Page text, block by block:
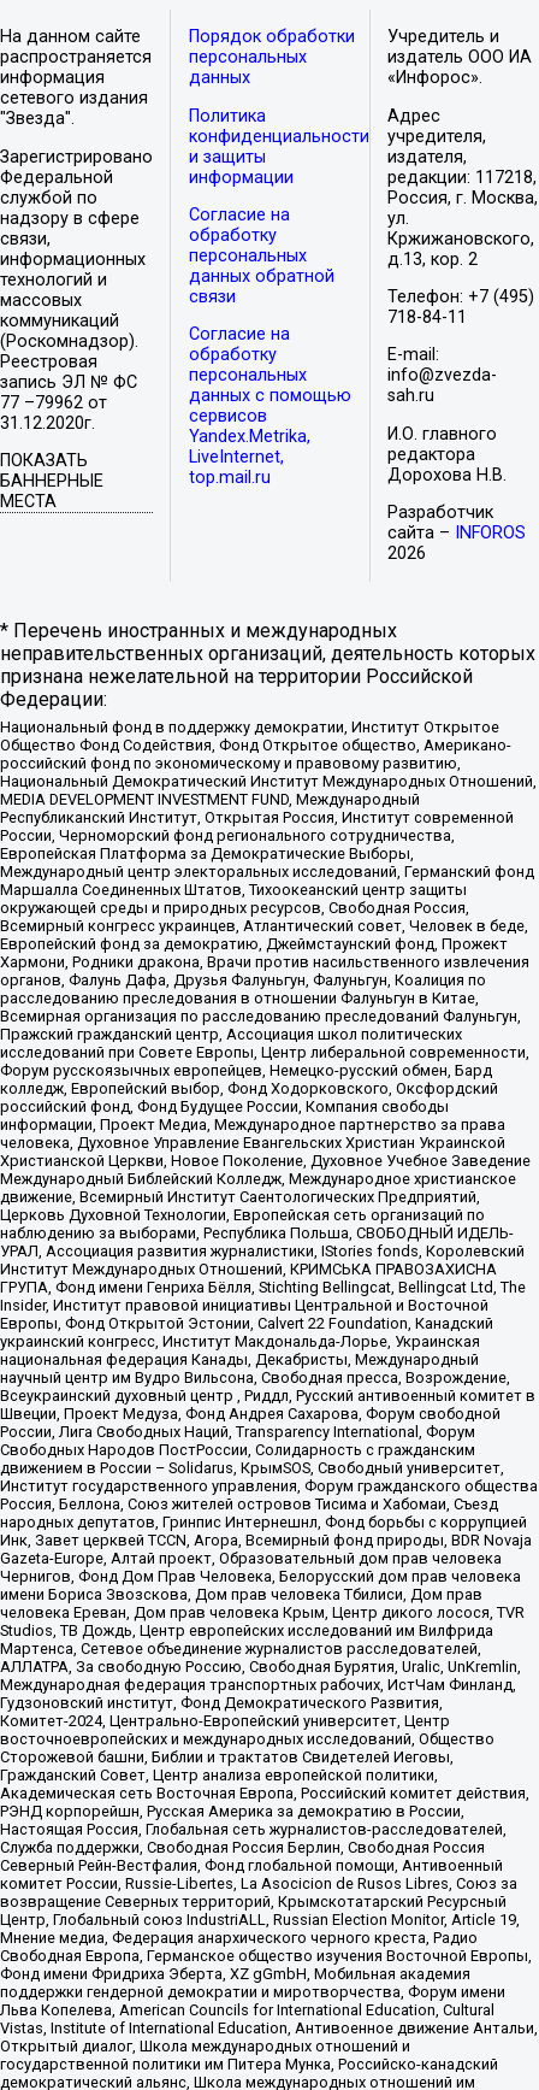
На данном сайте
распространяется
информация
сетевого издания
"Звезда".
Зарегистрировано
Федеральной
службой по
надзору в сфере
связи,
информационных
технологий и
массовых
коммуникаций
(Роскомнадзор).
Реестровая
запись ЭЛ № ФС
77 –79962 от
31.12.2020г.
ПОКАЗАТЬ
БАННЕРНЫЕ
МЕСТА
Порядок обработки
персональных
данных
Политика
конфиденциальности
и защиты
информации
Согласие на
обработку
персональных
данных обратной
связи
Согласие на
обработку
персональных
данных с помощью
сервисов
Yandex.Metrika,
LiveInternet,
top.mail.ru
Учредитель и
издатель ООО ИА
«Инфорос».
Адрес
учредителя,
издателя,
редакции: 117218,
Россия, г. Москва,
ул.
Кржижановского,
д.13, кор. 2
Телефон: +7 (495)
718-84-11
E-mail:
info@zvezda-
sah.ru
И.О. главного
редактора
Дорохова Н.В.
Разработчик
сайта –
INFOROS
2026
* Перечень иностранных и международных
неправительственных организаций, деятельность которых
признана нежелательной на территории Российской
Федерации:
Национальный фонд в поддержку демократии, Институт Открытое
Общество Фонд Содействия, Фонд Открытое общество, Американо-
российский фонд по экономическому и правовому развитию,
Национальный Демократический Институт Международных Отношений,
MEDIA DEVELOPMENT INVESTMENT FUND, Международный
Республиканский Институт, Открытая Россия, Институт современной
России, Черноморский фонд регионального сотрудничества,
Европейская Платформа за Демократические Выборы,
Международный центр электоральных исследований, Германский фонд
Маршалла Соединенных Штатов, Тихоокеанский центр защиты
окружающей среды и природных ресурсов, Свободная Россия,
Всемирный конгресс украинцев, Атлантический совет, Человек в беде,
Европейский фонд за демократию, Джеймстаунский фонд, Прожект
Хармони, Родники дракона, Врачи против насильственного извлечения
органов, Фалунь Дафа, Друзья Фалуньгун, Фалуньгун, Коалиция по
расследованию преследования в отношении Фалуньгун в Китае,
Всемирная организация по расследованию преследований Фалуньгун,
Пражский гражданский центр, Ассоциация школ политических
исследований при Совете Европы, Центр либеральной современности,
Форум русскоязычных европейцев, Немецко-русский обмен, Бард
колледж, Европейский выбор, Фонд Ходорковского, Оксфордский
российский фонд, Фонд Будущее России, Компания свободы
информации, Проект Медиа, Международное партнерство за права
человека, Духовное Управление Евангельских Христиан Украинской
Христианской Церкви, Новое Поколение, Духовное Учебное Заведение
Международный Библейский Колледж, Международное христианское
движение, Всемирный Институт Саентологических Предприятий,
Церковь Духовной Технологии, Европейская сеть организаций по
наблюдению за выборами, Республика Польша, СВОБОДНЫЙ ИДЕЛЬ-
УРАЛ, Ассоциация развития журналистики, IStories fonds, Королевский
Институт Международных Отношений, КРИМСЬКА ПРАВОЗАХИСНА
ГРУПА, Фонд имени Генриха Бёлля, Stichting Bellingcat, Bellingcat Ltd, The
Insider, Институт правовой инициативы Центральной и Восточной
Европы, Фонд Открытой Эстонии, Calvert 22 Foundation, Канадский
украинский конгресс, Институт Макдональда-Лорье, Украинская
национальная федерация Канады, Декабристы, Международный
научный центр им Вудро Вильсона, Свободная пресса, Возрождение,
Всеукраинский духовный центр , Риддл, Русский антивоенный комитет в
Швеции, Проект Медуза, Фонд Андрея Сахарова, Форум свободной
России, Лига Свободных Наций, Transparеncy International, Форум
Свободных Народов ПостРоссии, Солидарность с гражданским
движением в России – Solidarus, КрымSOS, Свободный университет,
Институт государственного управления, Форум гражданского общества
Россия, Беллона, Союз жителей островов Тисима и Хабомаи, Съезд
народных депутатов, Гринпис Интернешнл, Фонд борьбы с коррупцией
Инк, Завет церквей TCCN, Агора, Всемирный фонд природы, BDR Novaja
Gazeta-Europe, Алтай проект, Образовательный дом прав человека
Чернигов, Фонд Дом Прав Человека, Белорусский дом прав человека
имени Бориса Звозскова, Дом прав человека Тбилиси, Дом прав
человека Ереван, Дом прав человека Крым, Центр дикого лосося, TVR
Studios, ТВ Дождь, Центр европейских исследований им Вилфрида
Мартенса, Сетевое объединение журналистов расследователей,
АЛЛАТРА, За свободную Россию, Свободная Бурятия, Uralic, UnKremlin,
Международная федерация транспортных рабочих, ИстЧам Финланд,
Гудзоновский институт, Фонд Демократического Развития,
Комитет-2024, Центрально-Европейский университет, Центр
восточноевропейских и международных исследований, Общество
Сторожевой башни, Библии и трактатов Свидетелей Иеговы,
Гражданский Совет, Центр анализа европейской политики,
Академическая сеть Восточная Европа, Российский комитет действия,
РЭНД корпорейшн, Русская Америка за демократию в России,
Настоящая Россия, Глобальная сеть журналистов-расследователей,
Служба поддержки, Свободная Россия Берлин, Свободная Россия
Северный Рейн-Вестфалия, Фонд глобальной помощи, Антивоенный
комитет России, Russie-Libertes, La Asocicion de Rusos Libres, Союз за
возвращение Северных территорий, Крымскотатарский Ресурсный
Центр, Глобальный союз IndustriALL, Russian Election Monitor, Article 19,
Мнение медиа, Федерация анархического черного креста, Радио
Свободная Европа, Германское общество изучения Восточной Европы,
Фонд имени Фридриха Эберта, XZ gGmbH, Мобильная академия
поддержки гендерной демократии и миротворчества, Форум имени
Льва Копелева, American Councils for International Education, Cultural
Vistas, Institute of International Education, Антивоенное движение Антальи,
Открытый диалог, Школа международных отношений и
государственной политики им Питера Мунка, Российско-канадский
демократический альянс, Школа международных отношений им